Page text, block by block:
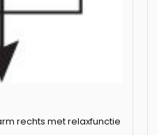
rechts met relaxfunctie